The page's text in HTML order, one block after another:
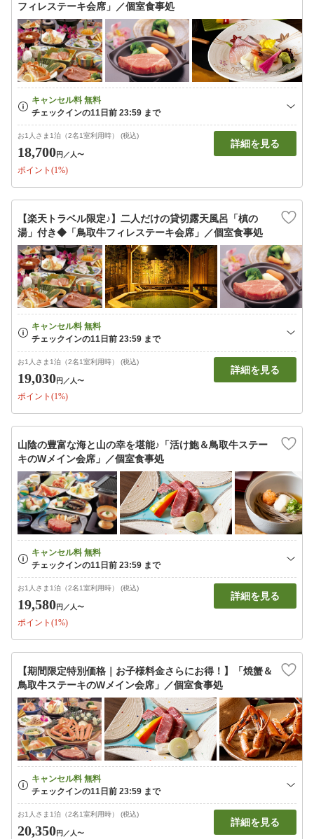
フィレステーキ会席」／個室食事処
お1人さま1泊（2名1室利用時） (税込)
18,700円 ／人〜
ポイント(1%)
詳細を見る
【楽天トラベル限定♪】二人だけの貸切露天風呂「槙の
湯」付き◆「鳥取牛フィレステーキ会席」／個室食事処
お1人さま1泊（2名1室利用時） (税込)
19,030円 ／人〜
ポイント(1%)
詳細を見る
山陰の豊富な海と山の幸を堪能♪「活け鮑＆鳥取牛ステー
キのWメイン会席」／個室食事処
お1人さま1泊（2名1室利用時） (税込)
19,580円 ／人〜
ポイント(1%)
詳細を見る
【期間限定特別価格｜お子様料金さらにお得！】「焼蟹＆
鳥取牛ステーキのWメイン会席」／個室食事処
お1人さま1泊（2名1室利用時） (税込)
20,350円 ／人〜
詳細を見る